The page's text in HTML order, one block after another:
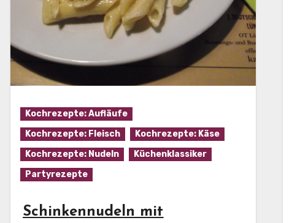
Kochrezepte: Aufläufe
Kochrezepte: Fleisch
Kochrezepte: Käse
Kochrezepte: Nudeln
Küchenklassiker
Partyrezepte
Schinkennudeln mit